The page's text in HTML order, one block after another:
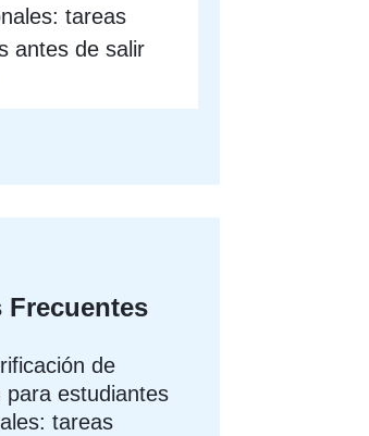
tareas
antes de salir
Frecuentes
de
para estudiantes
tareas